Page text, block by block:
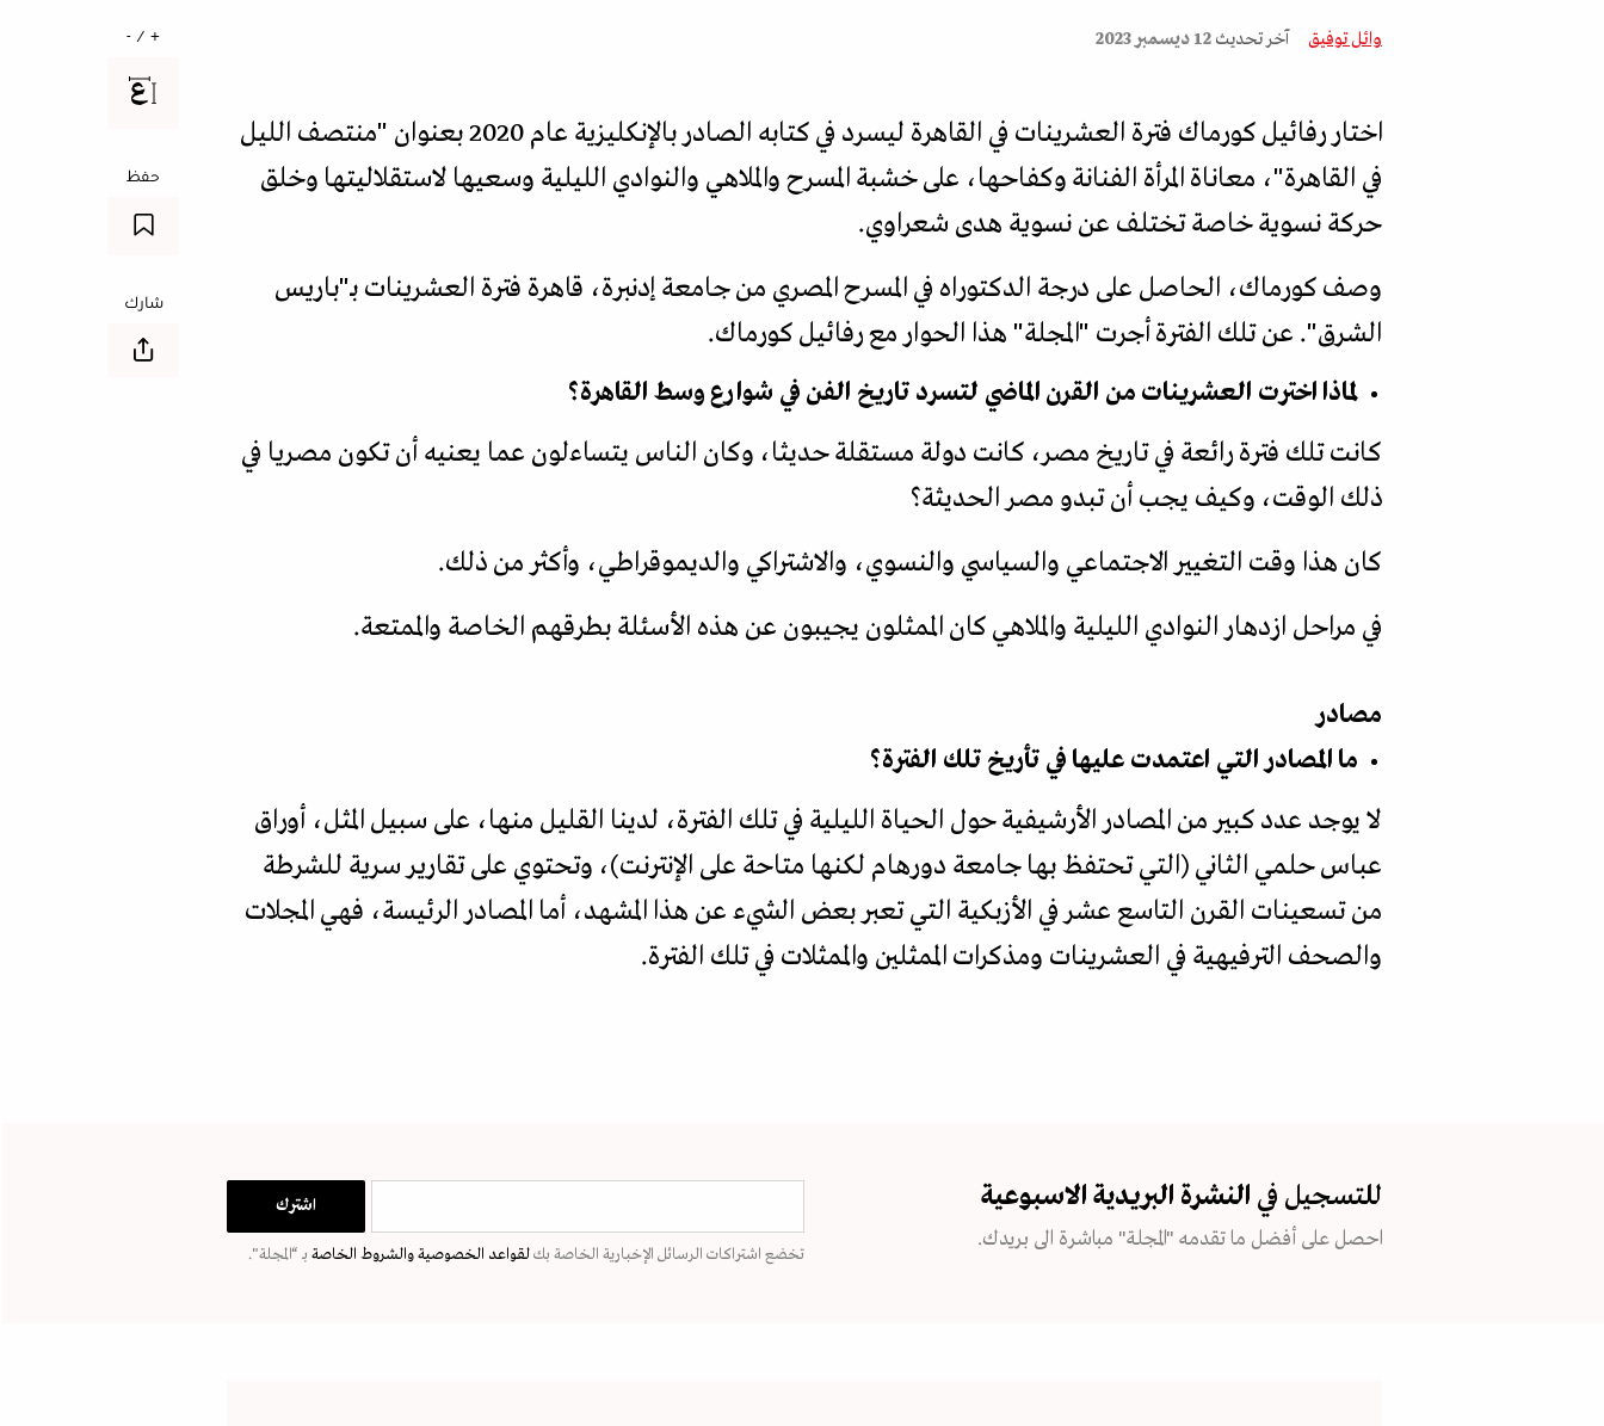
وائل توفيق آخر تحديث 12 ديسمبر 2023
اختار رفائيل كورماك فترة العشرينات في القاهرة ليسرد في كتابه الصادر بالإنكليزية عام 2020 بعنوان "منتصف الليل
في القاهرة"، معاناة المرأة الفنانة وكفاحها، على خشبة المسرح والملاهي والنوادي الليلية وسعيها لاستقلاليتها وخلق
حركة نسوية خاصة تختلف عن نسوية هدى شعراوي.
وصف كورماك، الحاصل على درجة الدكتوراه في المسرح المصري من جامعة إدنبرة، قاهرة فترة العشرينات بـ"باريس
الشرق". عن تلك الفترة أجرت "المجلة" هذا الحوار مع رفائيل كورماك.
لماذا اخترت العشرينات من القرن الماضي لتسرد تاريخ الفن في شوارع وسط القاهرة؟
كانت تلك فترة رائعة في تاريخ مصر، كانت دولة مستقلة حديثا، وكان الناس يتساءلون عما يعنيه أن تكون مصريا في
ذلك الوقت، وكيف يجب أن تبدو مصر الحديثة؟
كان هذا وقت التغيير الاجتماعي والسياسي والنسوي، والاشتراكي والديموقراطي، وأكثر من ذلك.
في مراحل ازدهار النوادي الليلية والملاهي كان الممثلون يجيبون عن هذه الأسئلة بطرقهم الخاصة والممتعة.
مصادر
ما المصادر التي اعتمدت عليها في تأريخ تلك الفترة؟
لا يوجد عدد كبير من المصادر الأرشيفية حول الحياة الليلية في تلك الفترة، لدينا القليل منها، على سبيل المثل، أوراق
عباس حلمي الثاني (التي تحتفظ بها جامعة دورهام لكنها متاحة على الإنترنت)، وتحتوي على تقارير سرية للشرطة
من تسعينات القرن التاسع عشر في الأزبكية التي تعبر بعض الشيء عن هذا المشهد، أما المصادر الرئيسة، فهي المجلات
والصحف الترفيهية في العشرينات ومذكرات الممثلين والممثلات في تلك الفترة.
للتسجيل في النشرة البريدية الاسبوعية
احصل على أفضل ما تقدمه "المجلة" مباشرة الى بريدك.
تخضع اشتراكات الرسائل الإخبارية الخاصة بكلقواعد الخصوصيةوالشروط الخاصة بـ “المجلة".
+ / -
حفظ
شارك